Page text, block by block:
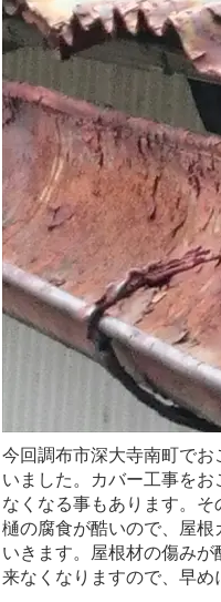
今回調布市深大寺南町で
いました。カバー工事を
なくなる事もあります。
樋の腐食が酷いので、屋
いきます。屋根材の傷み
来なくなりますので、早め